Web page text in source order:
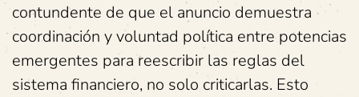
contundente de que el anuncio demuestra
coordinación y voluntad política entre potencias
emergentes para reescribir las reglas del
sistema financiero, no solo criticarlas. Esto